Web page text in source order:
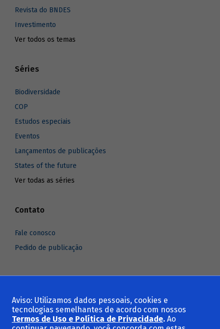
Revista do BNDES
Investimento
Ver todos os temas
Séries
Biodiversidade
COP
Estudos especiais
Eventos
Lançamentos de publicações
States of the future
Ver todas as séries
Contato
Fale conosco
Pedido de publicação
Voltar ao topo
Aviso: Utilizamos dados pessoais, cookies e
tecnologias semelhantes de acordo com nossos
Termos de Uso e Política de Privacidade. Ao